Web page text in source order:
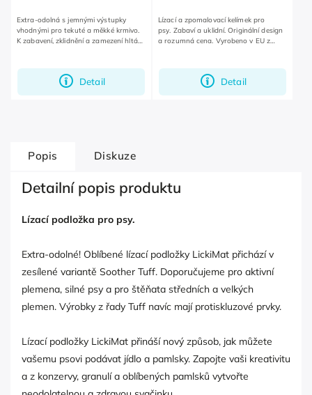
Detail
Extra-odolná s jemnými výstupky
vhodnými pro tekuté a měkké krmivo.
K zabavení, zklidnění a zamezení hltání
Detail
Lízací a zpomalovací kelímek pro
psy. Zabaví a uklidní. Originální design
a rozumná cena. Vyrobeno v EU z
Popis Diskuze
Detailní popis produktu
Lízací podložka pro psy.
Extra-odolné! Oblíbené lízací podložky LickiMat přichází v
zesílené variantě Soother Tuff. Doporučujeme pro aktivní
plemena, silné psy a pro štěňata středních a velkých
plemen. Výrobky z řady Tuff navíc mají protiskluzové prvky.
Lízací podložky LickiMat přináší nový způsob, jak můžete
vašemu psovi podávat jídlo a pamlsky. Zapojte vaši kreativitu
a z konzervy, granulí a oblíbených pamlsků vytvořte